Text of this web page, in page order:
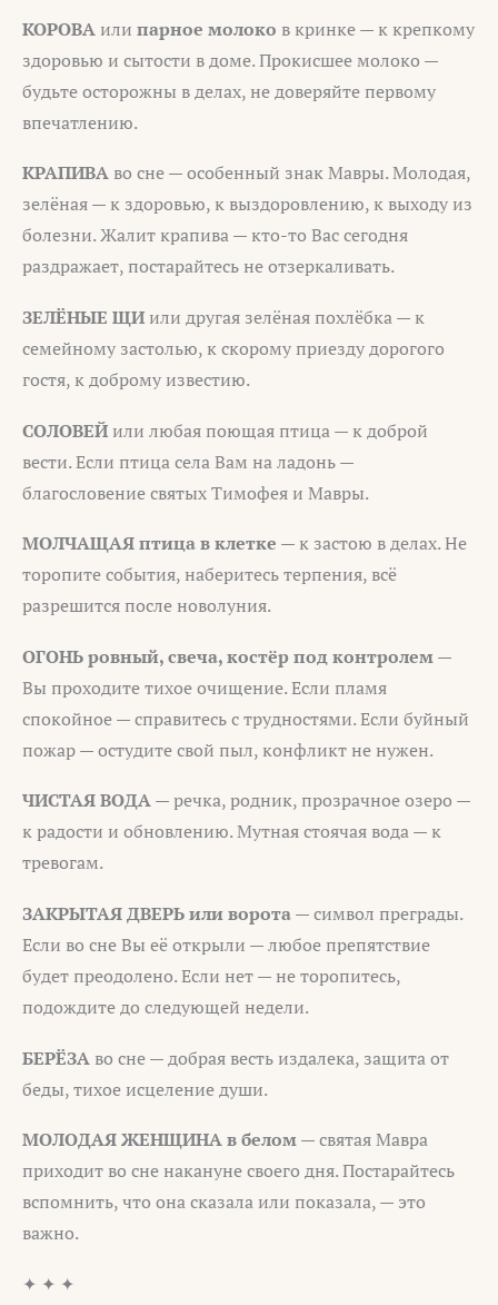
КОРОВА или парное молоко в кринке — к крепкому
здоровью и сытости в доме. Прокисшее молоко —
будьте осторожны в делах, не доверяйте первому
впечатлению.
КРАПИВА во сне — особенный знак Мавры. Молодая,
зелёная — к здоровью, к выздоровлению, к выходу из
болезни. Жалит крапива — кто-то Вас сегодня
раздражает, постарайтесь не отзеркаливать.
ЗЕЛЁНЫЕ ЩИ или другая зелёная похлёбка — к
семейному застолью, к скорому приезду дорогого
гостя, к доброму известию.
СОЛОВЕЙ или любая поющая птица — к доброй
вести. Если птица села Вам на ладонь —
благословение святых Тимофея и Мавры.
МОЛЧАЩАЯ птица в клетке — к застою в делах. Не
торопите события, наберитесь терпения, всё
разрешится после новолуния.
ОГОНЬ ровный, свеча, костёр под контролем—
Вы проходите тихое очищение. Если пламя
спокойное — справитесь с трудностями. Если буйный
пожар — остудите свой пыл, конфликт не нужен.
ЧИСТАЯ ВОДА— речка, родник, прозрачное озеро —
к радости и обновлению. Мутная стоячая вода — к
тревогам.
ЗАКРЫТАЯ ДВЕРЬ или ворота— символ преграды.
Если во сне Вы её открыли — любое препятствие
будет преодолено. Если нет — не торопитесь,
подождите до следующей недели.
БЕРЁЗА во сне — добрая весть издалека, защита от
беды, тихое исцеление души.
МОЛОДАЯ ЖЕНЩИНА в белом— святая Мавра
приходит во сне накануне своего дня. Постарайтесь
вспомнить, что она сказала или показала, — это
важно.
✦ ✦ ✦